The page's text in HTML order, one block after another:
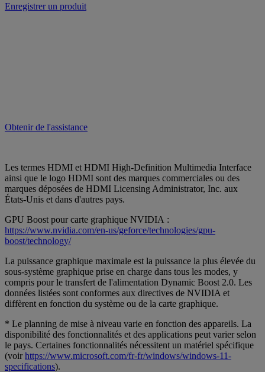
Enregistrer un produit
Obtenir de l'assistance
Les termes HDMI et HDMI High-Definition Multimedia Interface
ainsi que le logo HDMI sont des marques commerciales ou des
marques déposées de HDMI Licensing Administrator, Inc. aux
États-Unis et dans d'autres pays.
GPU Boost pour carte graphique NVIDIA :
https://www.nvidia.com/en-us/geforce/technologies/gpu-
boost/technology/
La puissance graphique maximale est la puissance la plus élevée du
sous-système graphique prise en charge dans tous les modes, y
compris pour le transfert de l'alimentation Dynamic Boost 2.0. Les
données listées sont conformes aux directives de NVIDIA et
diffèrent en fonction du système ou de la carte graphique.
* Le planning de mise à niveau varie en fonction des appareils. La
disponibilité des fonctionnalités et des applications peut varier selon
le pays. Certaines fonctionnalités nécessitent un matériel spécifique
(voirhttps://www.microsoft.com/fr-fr/windows/windows-11-
specifications).